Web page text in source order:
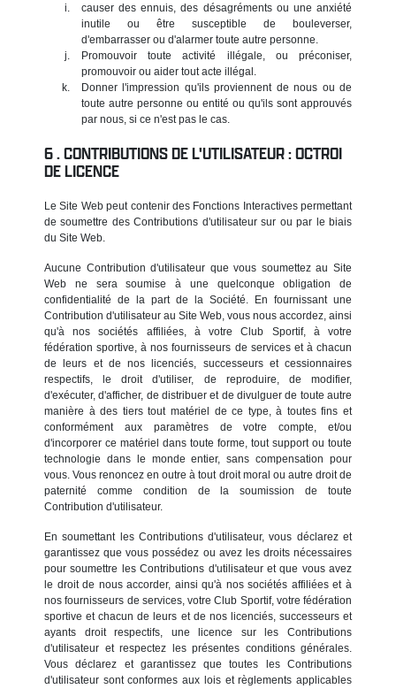
causer des ennuis, des désagréments ou une anxiété
inutile ou être susceptible de bouleverser,
d'embarrasser ou d'alarmer toute autre personne.
Promouvoir toute activité illégale, ou préconiser,
promouvoir ou aider tout acte illégal.
Donner l'impression qu'ils proviennent de nous ou de
toute autre personne ou entité ou qu'ils sont approuvés
par nous, si ce n'est pas le cas.
CONTRIBUTIONS DE L'UTILISATEUR : OCTROI
DE LICENCE
Le Site Web peut contenir des Fonctions Interactives permettant
de soumettre des Contributions d'utilisateur sur ou par le biais
du Site Web.
Aucune Contribution d'utilisateur que vous soumettez au Site
Web ne sera soumise à une quelconque obligation de
confidentialité de la part de la Société. En fournissant une
Contribution d'utilisateur au Site Web, vous nous accordez, ainsi
qu'à nos sociétés affiliées, à votre Club Sportif, à votre
fédération sportive, à nos fournisseurs de services et à chacun
de leurs et de nos licenciés, successeurs et cessionnaires
respectifs, le droit d'utiliser, de reproduire, de modifier,
d'exécuter, d'afficher, de distribuer et de divulguer de toute autre
manière à des tiers tout matériel de ce type, à toutes fins et
conformément aux paramètres de votre compte, et/ou
d'incorporer ce matériel dans toute forme, tout support ou toute
technologie dans le monde entier, sans compensation pour
vous. Vous renoncez en outre à tout droit moral ou autre droit de
paternité comme condition de la soumission de toute
Contribution d'utilisateur.
En soumettant les Contributions d'utilisateur, vous déclarez et
garantissez que vous possédez ou avez les droits nécessaires
pour soumettre les Contributions d'utilisateur et que vous avez
le droit de nous accorder, ainsi qu'à nos sociétés affiliées et à
nos fournisseurs de services, votre Club Sportif, votre fédération
sportive et chacun de leurs et de nos licenciés, successeurs et
ayants droit respectifs, une licence sur les Contributions
d'utilisateur et respectez les présentes conditions générales.
Vous déclarez et garantissez que toutes les Contributions
d'utilisateur sont conformes aux lois et règlements applicables